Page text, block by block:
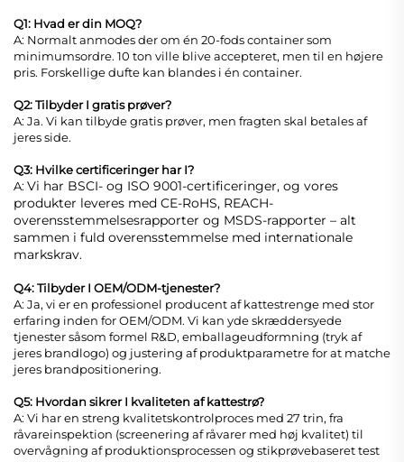
Q1: Hvad er din MOQ?
A: Normalt anmodes der om én 20-fods container som
minimumsordre. 10 ton ville blive accepteret, men til en højere
pris. Forskellige dufte kan blandes i én container.
Q2: Tilbyder I gratis prøver?
A: Ja. Vi kan tilbyde gratis prøver, men fragten skal betales af
jeres side.
Q3: Hvilke certificeringer har I?
A: Vi har BSCI- og ISO 9001-certificeringer, og vores
produkter leveres med CE-RoHS, REACH-
overensstemmelsesrapporter og MSDS-rapporter – alt
sammen i fuld overensstemmelse med internationale
markskrav.
Q4: Tilbyder I OEM/ODM-tjenester?
A: Ja, vi er en professionel producent af kattestrenge med stor
erfaring inden for OEM/ODM. Vi kan yde skræddersyede
tjenester såsom formel R&D, emballageudformning (tryk af
jeres brandlogo) og justering af produktparametre for at matche
jeres brandpositionering.
Q5: Hvordan sikrer I kvaliteten af kattestrø?
A: Vi har en streng kvalitetskontrolproces med 27 trin, fra
råvareinspektion (screenering af råvarer med høj kvalitet) til
overvågning af produktionsprocessen og stikprøvebaseret test